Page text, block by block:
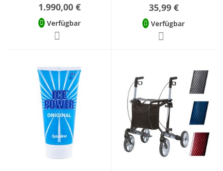
1.990,00 €
Verfügbar
35,99 €
Verfügbar